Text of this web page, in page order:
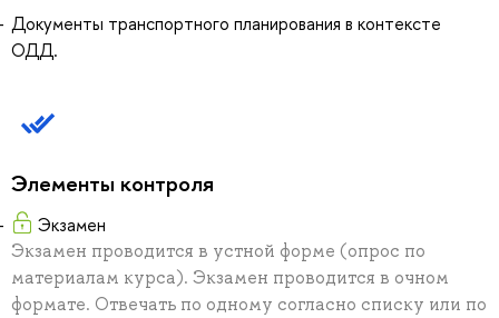
Документы транспортного планирования в контексте
ОДД.
Элементы контроля
Экзамен
Экзамен проводится в устной форме (опрос по
материалам курса). Экзамен проводится в очном
формате. Отвечать по одному согласно списку или по